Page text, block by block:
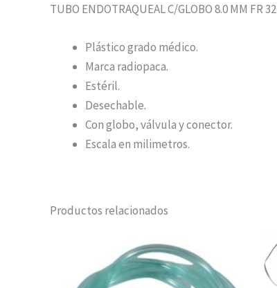
TUBO ENDOTRAQUEAL C/GLOBO 8.0 MM FR 32
Plástico grado médico.
Marca radiopaca.
Estéril.
Desechable.
Con globo, válvula y conector.
Escala en milimetros.
Productos relacionados